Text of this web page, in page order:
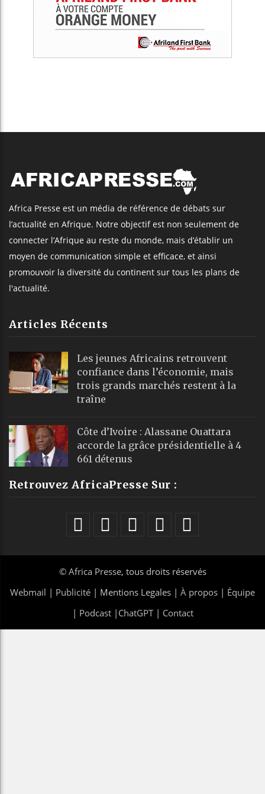
Africa Presse est un média de référence de débats sur
l’actualité en Afrique. Notre objectif est non seulement de
connecter l’Afrique au reste du monde, mais d’établir un
moyen de communication simple et efficace, et ainsi
promouvoir la diversité du continent sur tous les plans de
l'actualité.
Articles Récents
Les jeunes Africains retrouvent
confiance dans l’économie, mais
trois grands marchés restent à la
traîne
Côte d’Ivoire : Alassane Ouattara
accorde la grâce présidentielle à 4
661 détenus
Retrouvez AfricaPresse Sur :
© Africa Presse, tous droits réservés
Webmail | Publicité | Mentions Legales | À propos | Équipe
| Podcast| ChatGPT| Contact